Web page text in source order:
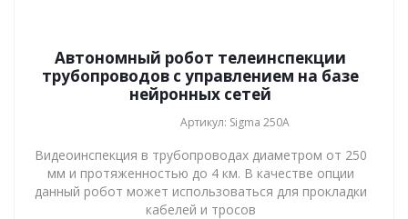
Автономный робот телеинспекции
трубопроводов с управлением на базе
нейронных сетей
Артикул: Sigma 250A
Видеоинспекция в трубопроводах диаметром от 250
мм и протяженностью до 4 км. В качестве опции
данный робот может использоваться для прокладки
кабелей и тросов